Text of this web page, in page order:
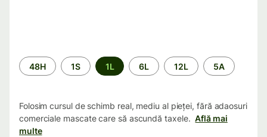
Perioada
48H 1S 1L 6L 12L 5A
Folosim cursul de schimb real, mediu al pieței, fără adaosuri
comerciale mascate care să ascundă taxele. Află mai
multe